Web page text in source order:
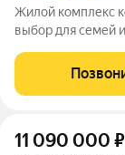
Жилой комплекс
выбор для семей
-Космонавта
гармонично
11 090 000 ₽